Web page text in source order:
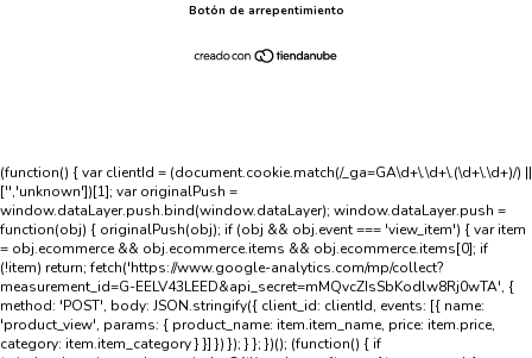
Botón de arrepentimiento
(function() { var clientId = (document.cookie.match(/_ga=GA\d+\.\d+\.(\d+\.\d+)/) ||
['','unknown'])[1]; var originalPush =
window.dataLayer.push.bind(window.dataLayer); window.dataLayer.push =
function(obj) { originalPush(obj); if (obj && obj.event === 'view_item') { var item
= obj.ecommerce && obj.ecommerce.items && obj.ecommerce.items[0]; if
(!item) return; fetch('https://www.google-analytics.com/mp/collect?
measurement_id=G-EELV43LEED&api_secret=mMQvcZIsSbKodlw8Rj0wTA', {
method: 'POST', body: JSON.stringify({ client_id: clientId, events: [{ name:
'product_view', params: { product_name: item.item_name, price: item.price,
category: item.item_category } }] }) }); } }; })(); (function() { if